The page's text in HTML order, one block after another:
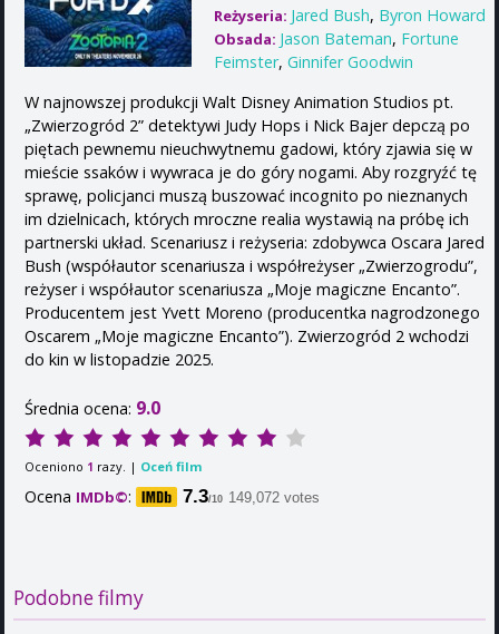
Reżyseria: Jared Bush, Byron Howard
Obsada: Jason Bateman, Fortune
Feimster, Ginnifer Goodwin
W najnowszej produkcji Walt Disney Animation Studios pt.
„Zwierzogród 2” detektywi Judy Hops i Nick Bajer depczą po
piętach pewnemu nieuchwytnemu gadowi, który zjawia się w
mieście ssaków i wywraca je do góry nogami. Aby rozgryźć tę
sprawę, policjanci muszą buszować incognito po nieznanych
im dzielnicach, których mroczne realia wystawią na próbę ich
partnerski układ. Scenariusz i reżyseria: zdobywca Oscara Jared
Bush (współautor scenariusza i współreżyser „Zwierzogrodu”,
reżyser i współautor scenariusza „Moje magiczne Encanto”.
Producentem jest Yvett Moreno (producentka nagrodzonego
Oscarem „Moje magiczne Encanto”). Zwierzogród 2 wchodzi
do kin w listopadzie 2025.
Średnia ocena: 9.0
Oceniono 1 razy. | Oceń film
Ocena IMDb©: 7.3/10 149,072 votes
Podobne filmy